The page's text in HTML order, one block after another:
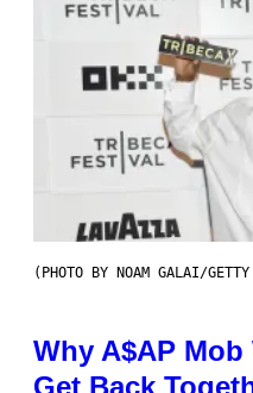
(PHOTO BY NOAM GALAI/
Why A$AP